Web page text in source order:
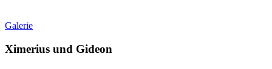
Galerie
Ximerius und Gideon